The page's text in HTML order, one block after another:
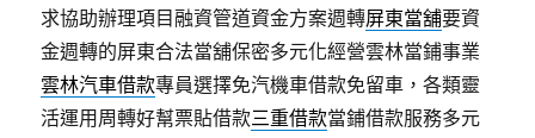
求協助辦理項目融資管道資金方案週轉屏東當舖要資
金週轉的屏東合法當舖保密多元化經營雲林當鋪事業
雲林汽車借款專員選擇免汽機車借款免留車，各類靈
活運用周轉好幫票貼借款三重借款當鋪借款服務多元